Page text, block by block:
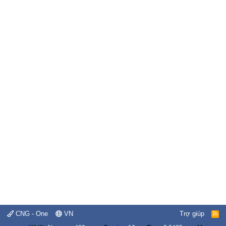
CNG - One VN Trợ giúp
R